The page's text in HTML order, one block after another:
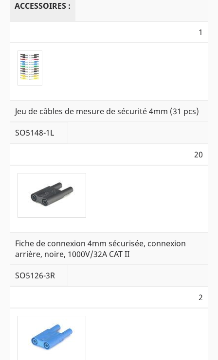
ACCESSOIRES :
1
Jeu de câbles de mesure de sécurité 4mm (31 pcs)
SO5148-1L
20
Fiche de connexion 4mm sécurisée, connexion
arrière, noire, 1000V/32A CAT II
SO5126-3R
2